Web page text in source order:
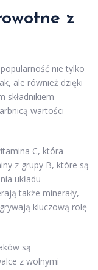
z
nie tylko
ale również dzięki
składnikiem
wartości
C, która
z grupy B, które są
układu
także minerały,
kluczową rolę
są
z wolnymi